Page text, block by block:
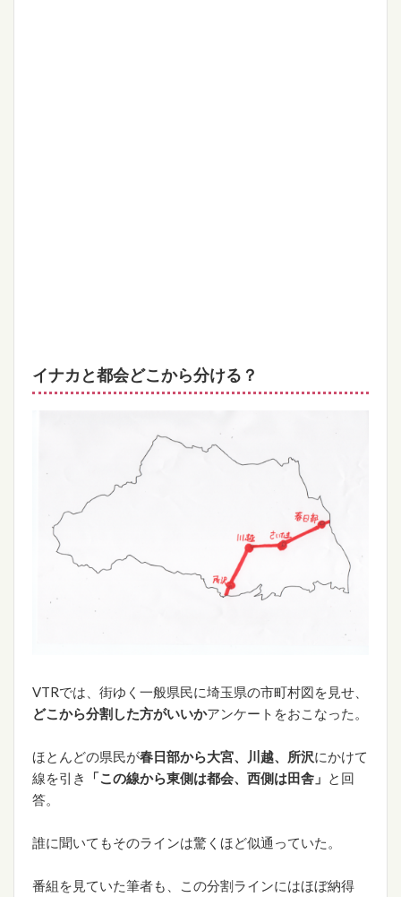
イナカと都会どこから分ける？
VTRでは、街ゆく一般県民に埼玉県の市町村図を見せ、
どこから分割した方がいいかアンケートをおこなった。
ほとんどの県民が春日部から大宮、川越、所沢にかけて
線を引き
「この線から東側は都会、西側は田舎」 と回
答。
誰に聞いてもそのラインは驚くほど似通っていた。
番組を見ていた筆者も、この分割ラインにはほぼ納得